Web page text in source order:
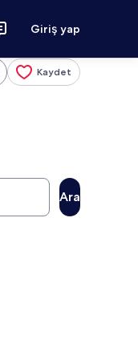
Giriş yap
Kaydet
Ara